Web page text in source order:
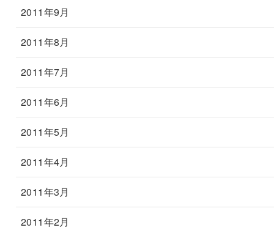
2011年9月
2011年8月
2011年7月
2011年6月
2011年5月
2011年4月
2011年3月
2011年2月